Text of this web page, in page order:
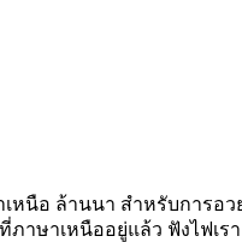
หนือ ล้านนา สำหรับการอว
าษาเหนืออยู่แล้ว ฟังไฟเร